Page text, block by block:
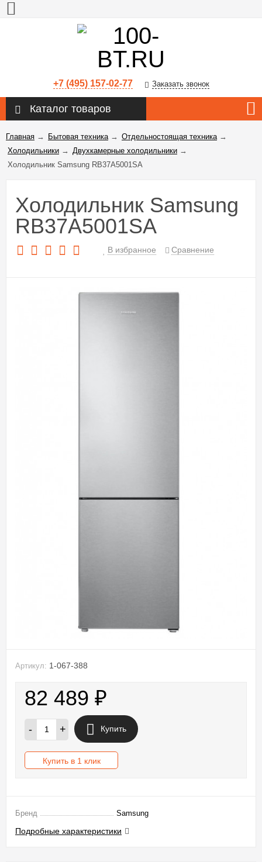
+7 (495) 157-02-77 Заказать звонок
Каталог товаров
Главная → Бытовая техника→ Отдельностоящая техника→
Холодильники → Двухкамерные холодильники →
Холодильник Samsung RB37A5001SA
Холодильник Samsung
RB37A5001SA
В избранное Сравнение
Артикул: 1-067-388
82 489 ₽
- + Купить
Купить в 1 клик
Бренд Samsung
Подробные характеристики